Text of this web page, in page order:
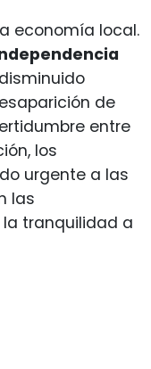
economía local.
de
entre
los
urgente a las
las
tranquilidad a